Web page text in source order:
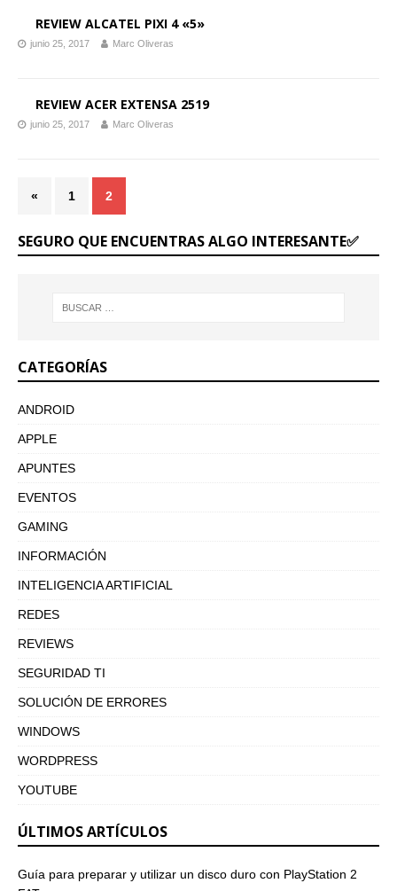
REVIEW ALCATEL PIXI 4 «5»
junio 25, 2017 Marc Oliveras
REVIEW ACER EXTENSA 2519
junio 25, 2017 Marc Oliveras
« 1 2
SEGURO QUE ENCUENTRAS ALGO INTERESANTE✅
CATEGORÍAS
ANDROID
APPLE
APUNTES
EVENTOS
GAMING
INFORMACIÓN
INTELIGENCIA ARTIFICIAL
REDES
REVIEWS
SEGURIDAD TI
SOLUCIÓN DE ERRORES
WINDOWS
WORDPRESS
YOUTUBE
ÚLTIMOS ARTÍCULOS
Guía para preparar y utilizar un disco duro con PlayStation 2